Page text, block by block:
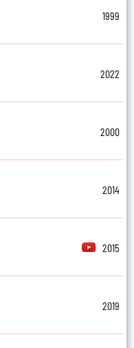
1999
2022
2000
2014
2015
2019